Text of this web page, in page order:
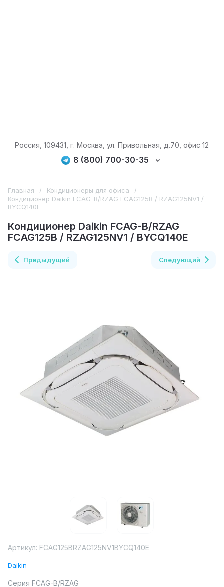
Россия, 109431, г. Москва, ул. Привольная, д.70, офис 12
8 (800) 700-30-35
Главная / Кондиционеры для офиса
/
Кондиционер Daikin FCAG-B/RZAG FCAG125B / RZAG125NV1 /
BYCQ140E
Кондиционер Daikin FCAG-B/RZAG
FCAG125B / RZAG125NV1 / BYCQ140E
Предыдущий Следующий
Артикул: FCAG125BRZAG125NV1BYCQ140E
Daikin
Серия FCAG-B/RZAG